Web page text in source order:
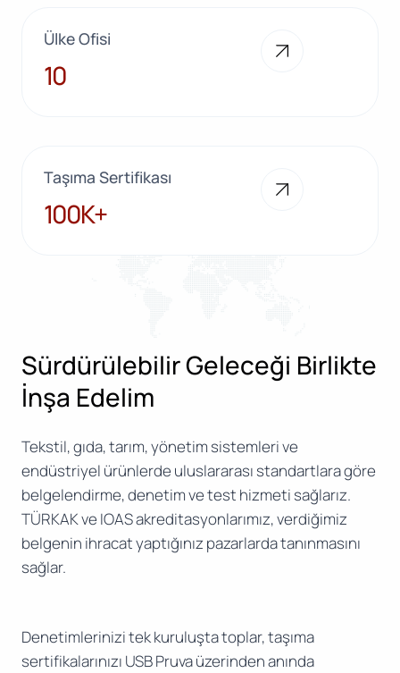
Ülke Ofisi
10
10
Taşıma Sertifikası
100K+
100K+
Sürdürülebilir Geleceği Birlikte
İnşa Edelim
Tekstil, gıda, tarım, yönetim sistemleri ve
endüstriyel ürünlerde uluslararası standartlara göre
belgelendirme, denetim ve test hizmeti sağlarız.
TÜRKAK ve IOAS akreditasyonlarımız, verdiğimiz
belgenin ihracat yaptığınız pazarlarda tanınmasını
sağlar.
Denetimlerinizi tek kuruluşta toplar, taşıma
sertifikalarınızı USB Pruva üzerinden anında